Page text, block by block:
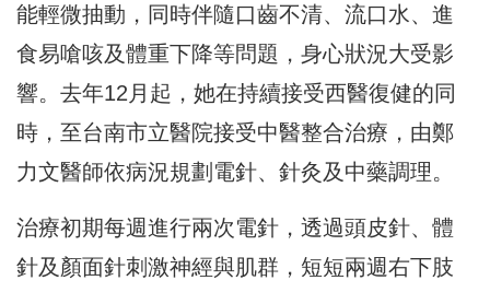
能輕微抽動，同時伴隨口齒不清、流口水、進
食易嗆咳及體重下降等問題，身心狀況大受影
響。去年12月起，她在持續接受西醫復健的同
時，至台南市立醫院接受中醫整合治療，由鄭
力文醫師依病況規劃電針、針灸及中藥調理。
治療初期每週進行兩次電針，透過頭皮針、體
針及顏面針刺激神經與肌群，短短兩週右下肢